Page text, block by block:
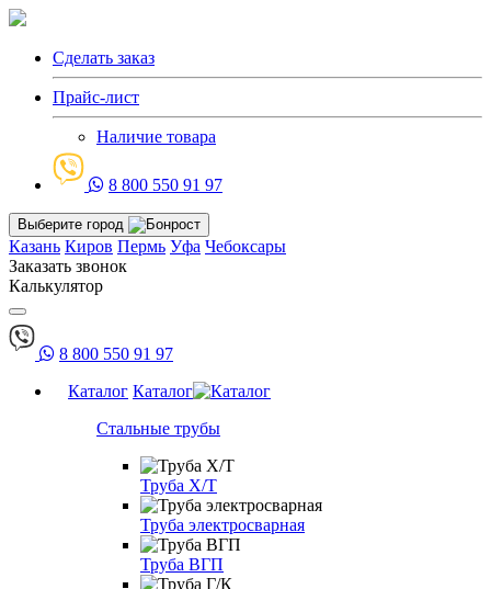
Сделать заказ
Прайс-лист
Наличие товара
8 800 550 91 97
Выберите город
Казань Киров Пермь Уфа Чебоксары
Заказать звонок
Калькулятор
8 800 550 91 97
Каталог Каталог
Стальные трубы
Труба Х/Т
Труба электросварная
Труба ВГП